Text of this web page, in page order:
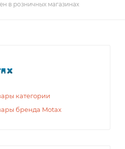
в розничных магазинах
категории
бренда Motax